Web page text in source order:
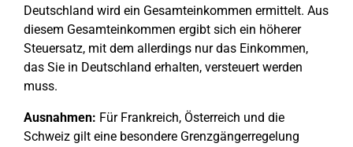
Deutschland wird ein Gesamteinkommen ermittelt. Aus
diesem Gesamteinkommen ergibt sich ein höherer
Steuersatz, mit dem allerdings nur das Einkommen,
das Sie in Deutschland erhalten, versteuert werden
muss.
Ausnahmen: Für Frankreich, Österreich und die
Schweiz gilt eine besondere Grenzgängerregelung